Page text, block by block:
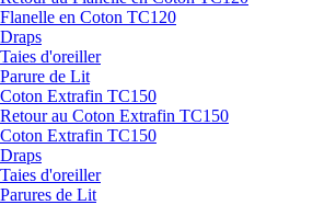
Flanelle en Coton TC120
Draps
Taies d'oreiller
Parure de Lit
Coton Extrafin TC150
Retour au Coton Extrafin TC150
Coton Extrafin TC150
Draps
Taies d'oreiller
Parures de Lit